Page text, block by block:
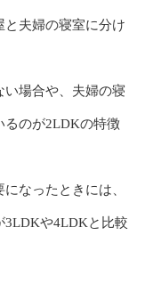
夫婦の寝室に分け
場合や、夫婦の寝
るのが2LDKの特徴
なったときには、
3LDKや4LDKと比較